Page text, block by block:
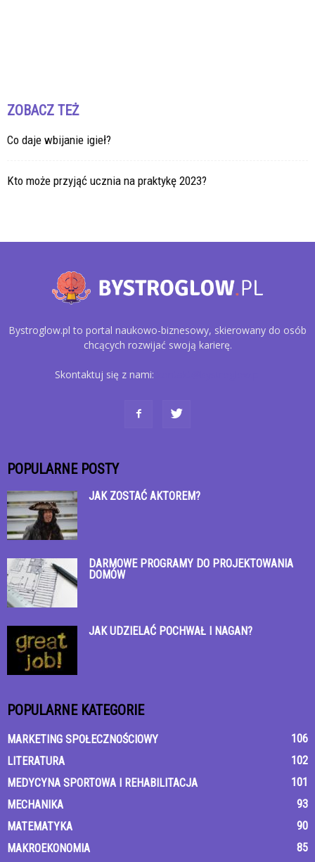
ZOBACZ TEŻ
Co daje wbijanie igieł?
Kto może przyjąć ucznia na praktykę 2023?
Bystroglow.pl to portal naukowo-biznesowy, skierowany do osób
chcących rozwijać swoją karierę.
Skontaktuj się z nami:
POPULARNE POSTY
JAK ZOSTAĆ AKTOREM?
DARMOWE PROGRAMY DO PROJEKTOWANIA
DOMÓW
JAK UDZIELAĆ POCHWAŁ I NAGAN?
POPULARNE KATEGORIE
MARKETING SPOŁECZNOŚCIOWY
106
LITERATURA
102
MEDYCYNA SPORTOWA I REHABILITACJA
101
MECHANIKA
93
MATEMATYKA
90
MAKROEKONOMIA
85